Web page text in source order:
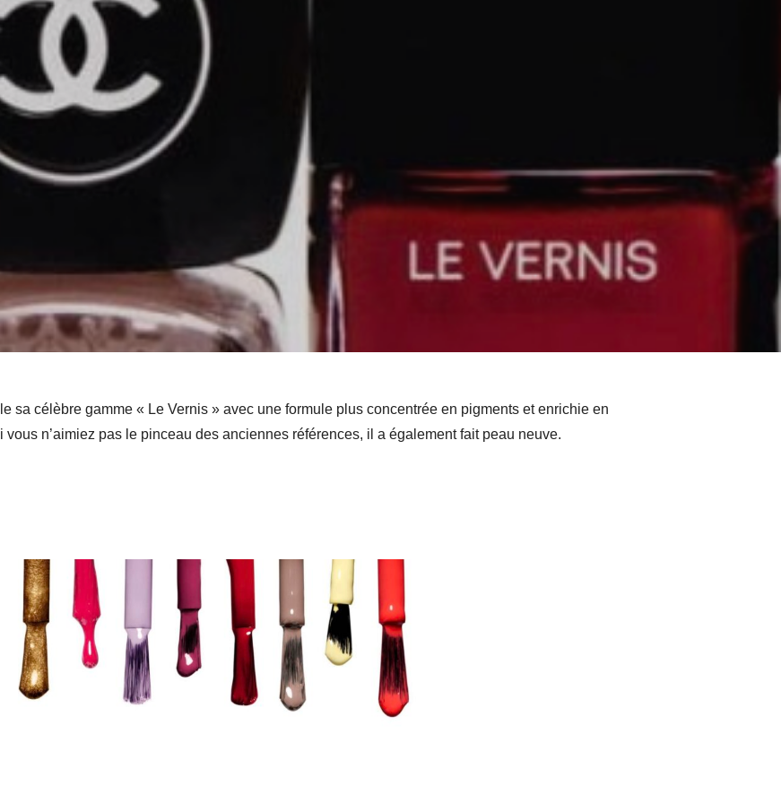
sa célèbre gamme « Le Vernis » avec une formule plus concentrée en pigments et enrichie en
n’aimiez pas le pinceau des anciennes références, il a également fait peau neuve.